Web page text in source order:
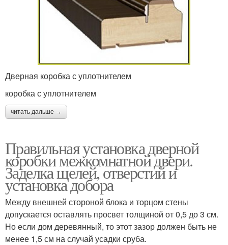
Дверная коробка с уплотнителем
коробка с уплотнителем
читать дальше →
Правильная установка дверной
коробки межкомнатной двери.
Заделка щелей, отверстий и
установка добора
Между внешней стороной блока и торцом стены
допускается оставлять просвет толщиной от 0,5 до 3 см.
Но если дом деревянный, то этот зазор должен быть не
менее 1,5 см на случай усадки сруба.